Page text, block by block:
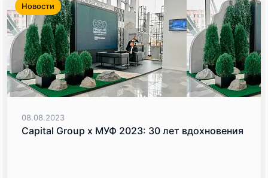
Новости
08.08.2023
Capital Group х МУФ 2023: 30 лет вдохновения